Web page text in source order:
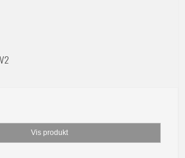
Vis produkt